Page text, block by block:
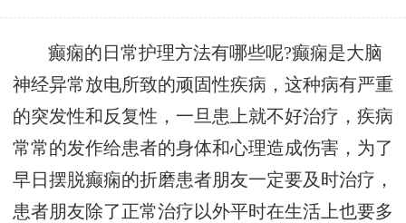
癫痫的日常护理方法有哪些呢?癫痫是大脑
神经异常放电所致的顽固性疾病，这种病有严重
的突发性和反复性，一旦患上就不好治疗，疾病
常常的发作给患者的身体和心理造成伤害，为了
早日摆脱癫痫的折磨患者朋友一定要及时治疗，
患者朋友除了正常治疗以外平时在生活上也要多